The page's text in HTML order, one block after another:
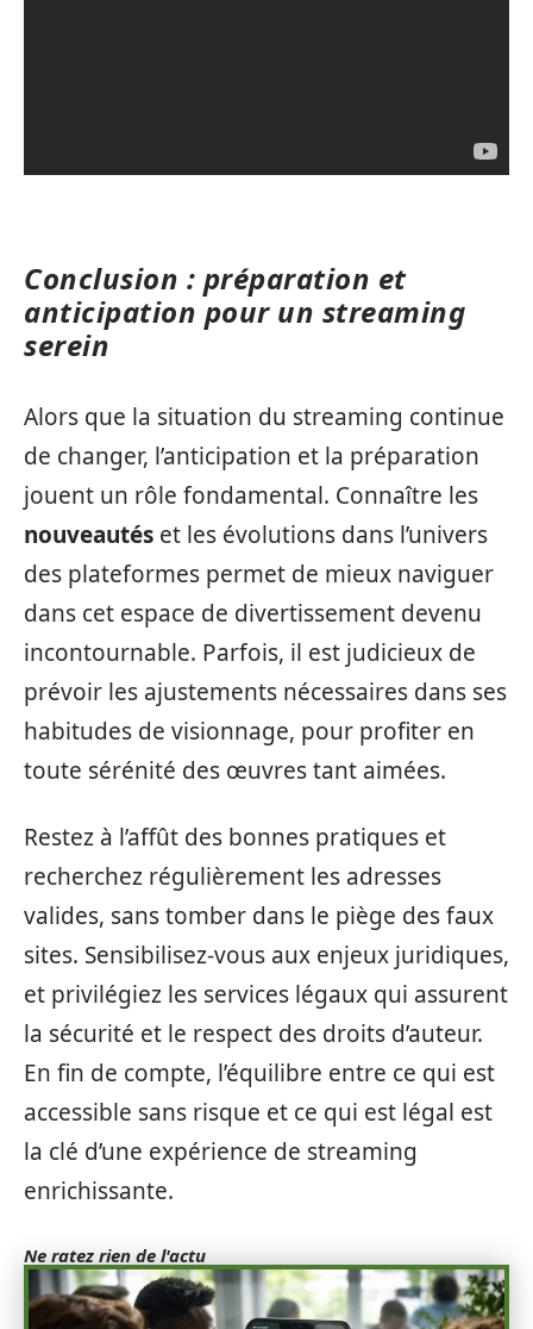
Conclusion : préparation et
anticipation pour un streaming
serein
Alors que la situation du streaming continue
de changer, l’anticipation et la préparation
jouent un rôle fondamental. Connaître les
nouveautés et les évolutions dans l’univers
des plateformes permet de mieux naviguer
dans cet espace de divertissement devenu
incontournable. Parfois, il est judicieux de
prévoir les ajustements nécessaires dans ses
habitudes de visionnage, pour profiter en
toute sérénité des œuvres tant aimées.
Restez à l’affût des bonnes pratiques et
recherchez régulièrement les adresses
valides, sans tomber dans le piège des faux
sites. Sensibilisez-vous aux enjeux juridiques,
et privilégiez les services légaux qui assurent
la sécurité et le respect des droits d’auteur.
En fin de compte, l’équilibre entre ce qui est
accessible sans risque et ce qui est légal est
la clé d’une expérience de streaming
enrichissante.
Ne ratez rien de l'actu